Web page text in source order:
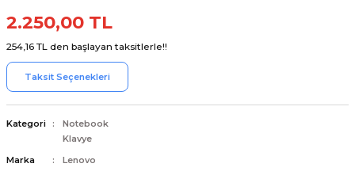
2.250,00 TL
254,16 TL den başlayan taksitlerle!!
Taksit Seçenekleri
Kategori
Notebook
Klavye
Marka
Lenovo